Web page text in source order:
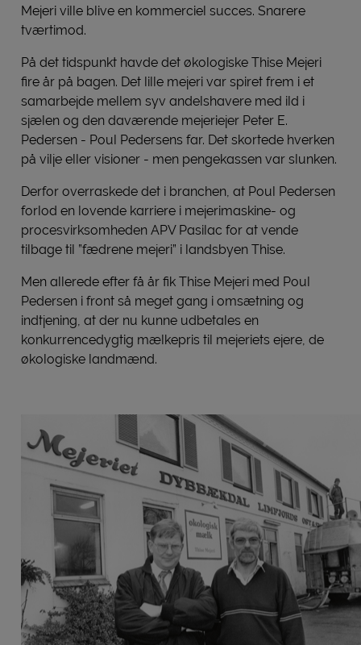
Mejeri ville blive en kommerciel succes. Snarere
tværtimod.
På det tidspunkt havde det økologiske Thise Mejeri
fire år på bagen. Det lille mejeri var spiret frem i et
samarbejde mellem syv andelshavere med ild i
sjælen og den daværende mejeriejer Peter E.
Pedersen - Poul Pedersens far. Det skortede hverken
på vilje eller visioner - men pengekassen var slunken.
Derfor overraskede det i branchen, at Poul Pedersen
forlod en lovende karriere i mejerimaskine- og
procesvirksomheden APV Pasilac for at vende
tilbage til ”fædrene mejeri” i landsbyen Thise.
Men allerede efter få år fik Thise Mejeri med Poul
Pedersen i front så meget gang i omsætning og
indtjening, at der nu kunne udbetales en
konkurrencedygtig mælkepris til mejeriets ejere, de
økologiske landmænd.